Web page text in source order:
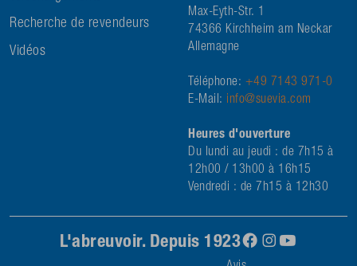
Recherche de revendeurs
Vidéos
Max-Eyth-Str. 1
74366 Kirchheim am Neckar
Allemagne
Téléphone: +49 7143 971-0
E-Mail: info@suevia.com
Heures d'ouverture
Du lundi au jeudi : de 7h15 à
12h00 / 13h00 à 16h15
Vendredi : de 7h15 à 12h30
L'abreuvoir. Depuis 1923